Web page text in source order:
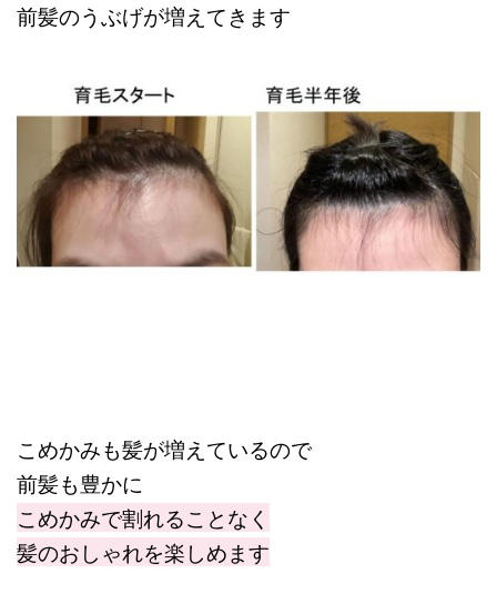
前髪のうぶげが増えてきます
こめかみも髪が増えているので
前髪も豊かに
こめかみで割れることなく
髪のおしゃれを楽しめます